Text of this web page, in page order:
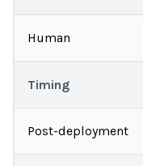
Human
Timing
Post-deployment